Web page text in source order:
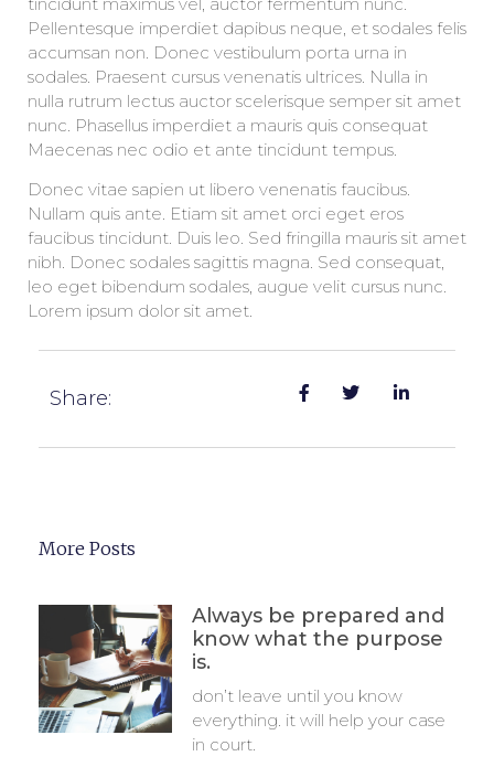
Pellentesque imperdiet dapibus neque, et sodales felis
accumsan non. Donec vestibulum porta urna in
sodales. Praesent cursus venenatis ultrices. Nulla in
nulla rutrum lectus auctor scelerisque semper sit amet
nunc. Phasellus imperdiet a mauris quis consequat
Maecenas nec odio et ante tincidunt tempus.
Donec vitae sapien ut libero venenatis faucibus.
Nullam quis ante. Etiam sit amet orci eget eros
faucibus tincidunt. Duis leo. Sed fringilla mauris sit amet
nibh. Donec sodales sagittis magna. Sed consequat,
leo eget bibendum sodales, augue velit cursus nunc.
Lorem ipsum dolor sit amet.
Share:
More Posts
Always be prepared and
know what the purpose
is.
don’t leave until you know
everything. it will help your case
in court.